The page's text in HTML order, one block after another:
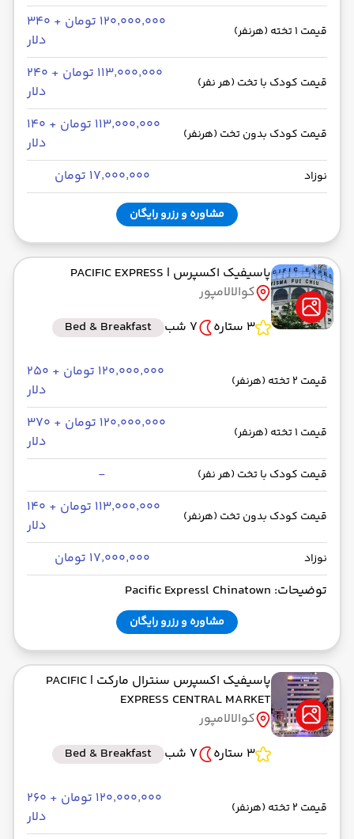
قیمت 1 تخته (هرنفر)
۱۲۰٬۰۰۰٬۰۰۰ تومان + ۳۴۰
دلار
قیمت کودک با تخت (هر نفر)
۱۱۳٬۰۰۰٬۰۰۰ تومان + ۲۴۰
دلار
قیمت کودک بدون تخت (هرنفر)
۱۱۳٬۰۰۰٬۰۰۰ تومان + ۱۴۰
دلار
نوزاد ۱۷٬۰۰۰٬۰۰۰ تومان
مشاوره و رزرو رایگان
پاسیفیک اکسپرس | PACIFIC EXPRESS
کوالالامپور
3 ستاره
7 شب Bed & Breakfast
قیمت 2 تخته (هرنفر)
۱۲۰٬۰۰۰٬۰۰۰ تومان + ۲۵۰
دلار
قیمت 1 تخته (هرنفر)
۱۲۰٬۰۰۰٬۰۰۰ تومان + ۳۷۰
دلار
قیمت کودک با تخت (هر نفر) -
قیمت کودک بدون تخت (هرنفر)
۱۱۳٬۰۰۰٬۰۰۰ تومان + ۱۴۰
دلار
نوزاد
۱۷٬۰۰۰٬۰۰۰ تومان
توضیحات: Pacific Expressl Chinatown
مشاوره و رزرو رایگان
پاسیفیک اکسپرس سنترال مارکت | PACIFIC
EXPRESS CENTRAL MARKET
کوالالامپور
3 ستاره
7 شب Bed & Breakfast
قیمت 2 تخته (هرنفر)
۱۲۰٬۰۰۰٬۰۰۰ تومان + ۲۶۰
دلار